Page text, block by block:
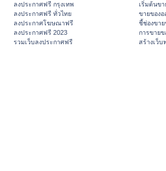
ลงประกาศฟรี กรุงเทพ
ลงประกาศฟรี ทั่วไทย
ลงประกาศโฆษณาฟรี
ลงประกาศฟรี 2023
รวมเว็บลงประกาศฟรี
เริ่มต้นข
ขายของอ
ชี้ช่องขา
การขายข
สร้างเว็บ